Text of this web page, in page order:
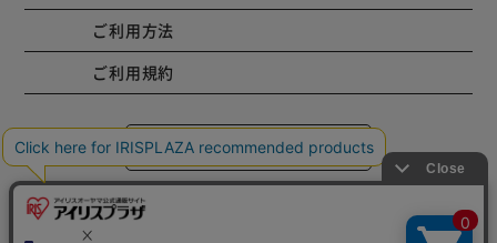
ご利用方法
ご利用規約
コーポレートサイト